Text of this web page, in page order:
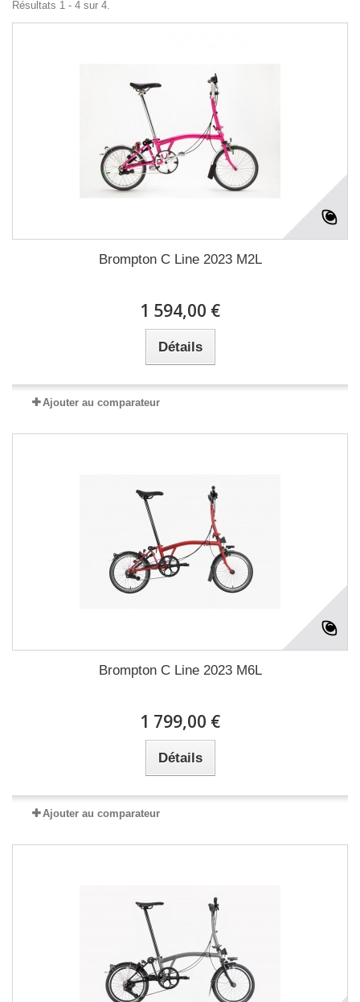
Résultats 1 - 4 sur 4.
Brompton C Line 2023 M2L
1 594,00 €
Détails
Ajouter au comparateur
Brompton C Line 2023 M6L
1 799,00 €
Détails
Ajouter au comparateur